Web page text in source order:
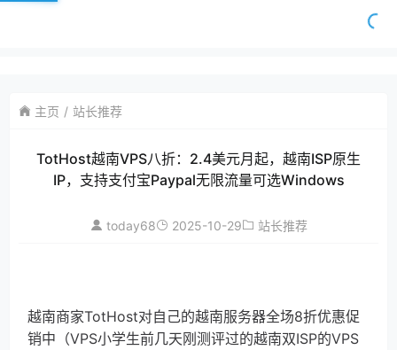
主页 站长推荐
TotHost越南VPS八折：2.4美元月起，越南ISP原生
IP，支持支付宝Paypal无限流量可选Windows
today68 2025-10-29 站长推荐
越南商家TotHost对自己的越南服务器全场8折优惠促
销中（VPS小学生前几天刚测评过的越南双ISP的VPS